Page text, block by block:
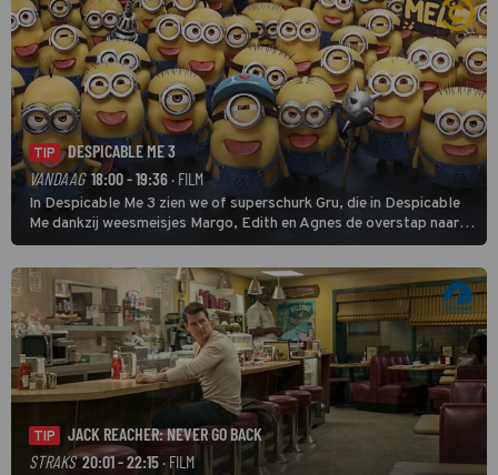
TIP
DESPICABLE ME 3
VANDAAG 18:00 - 19:36· FILM
In Despicable Me 3 zien we of superschurk Gru, die in Despicable
Me dankzij weesmeisjes Margo, Edith en Agnes de overstap naar
het rechte pad maakte, ook op dat pad weet te blijven.
TIP
JACK REACHER: NEVER GO BACK
STRAKS 20:01 - 22:15· FILM